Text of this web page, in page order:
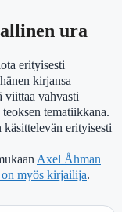
ura
erityisesti
kirjansa
viittaa vahvasti
tematiikkana.
erityisesti
Axel Åhman
on myös kirjailija.